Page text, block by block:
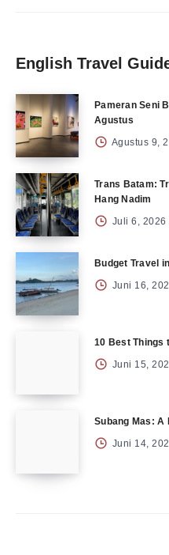
English Travel
Pameran Seni
Agustus
Agustus 9,
Trans Batam:
Hang Nadim
Juli 6, 2026
Budget Travel
Juni 16,
10 Best Things
Juni 15,
Subang Mas: A
Juni 14,